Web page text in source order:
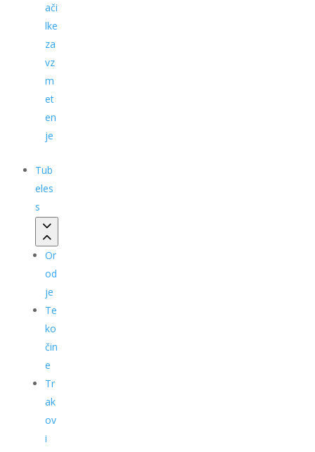
ači
lke
za
vz
m
et
en
je
Tub
eles
s
Or
od
je
Te
ko
čin
e
Tr
ak
ov
i